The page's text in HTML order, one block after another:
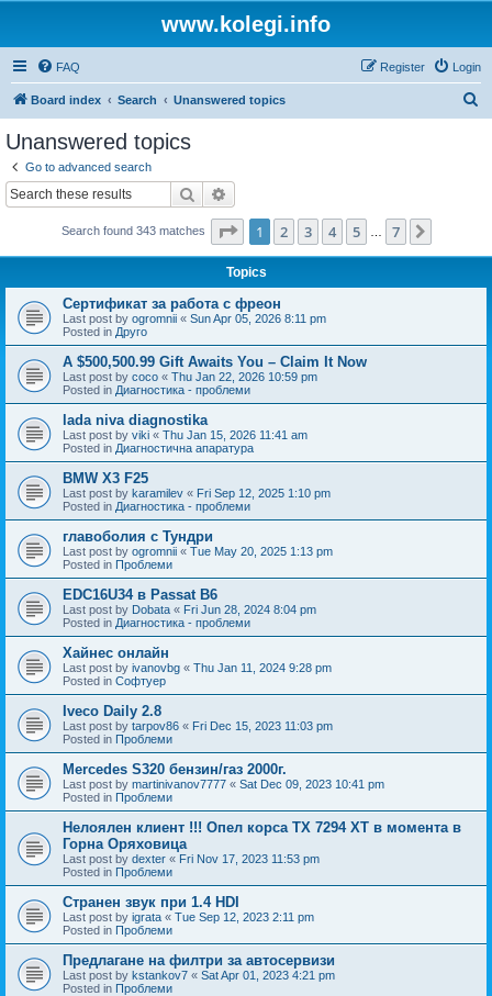
www.kolegi.info
FAQ Login
Register
Board index Search Unanswered topics
Unanswered topics
Go to advanced search
Search
Search found 343 matches Page 1of 7
1 2 3 4 5 7
Topics
Сертификат за работа с фреон
Last post by ogromnii « Sun Apr 05, 2026 8:11 pm
Posted in Друго
A $500,500.99 Gift Awaits You – Claim It Now
Last post by coco « Thu Jan 22, 2026 10:59 pm
Posted in Диагностика - проблеми
lada niva diagnostika
Last post by viki « Thu Jan 15, 2026 11:41 am
Posted in Диагностична апаратура
BMW X3 F25
Last post by karamilev « Fri Sep 12, 2025 1:10 pm
Posted in Диагностика - проблеми
главоболия с Тундри
Last post by ogromnii « Tue May 20, 2025 1:13 pm
Posted in Проблеми
EDC16U34 в Passat B6
Last post by Dobata « Fri Jun 28, 2024 8:04 pm
Posted in Диагностика - проблеми
Хайнес онлайн
Last post by ivanovbg « Thu Jan 11, 2024 9:28 pm
Posted in Софтуер
Iveco Daily 2.8
Last post by tarpov86 « Fri Dec 15, 2023 11:03 pm
Posted in Проблеми
Mercedes S320 бензин/газ 2000г.
Last post by martinivanov7777 « Sat Dec 09, 2023 10:41 pm
Posted in Проблеми
Нелоялен клиент !!! Опел корса ТХ 7294 ХТ в момента в
Горна Оряховица
Last post by dexter « Fri Nov 17, 2023 11:53 pm
Posted in Проблеми
Странен звук при 1.4 HDI
Last post by igrata « Tue Sep 12, 2023 2:11 pm
Posted in Проблеми
Предлагане на филтри за автосервизи
Last post by kstankov7 « Sat Apr 01, 2023 4:21 pm
Posted in Проблеми